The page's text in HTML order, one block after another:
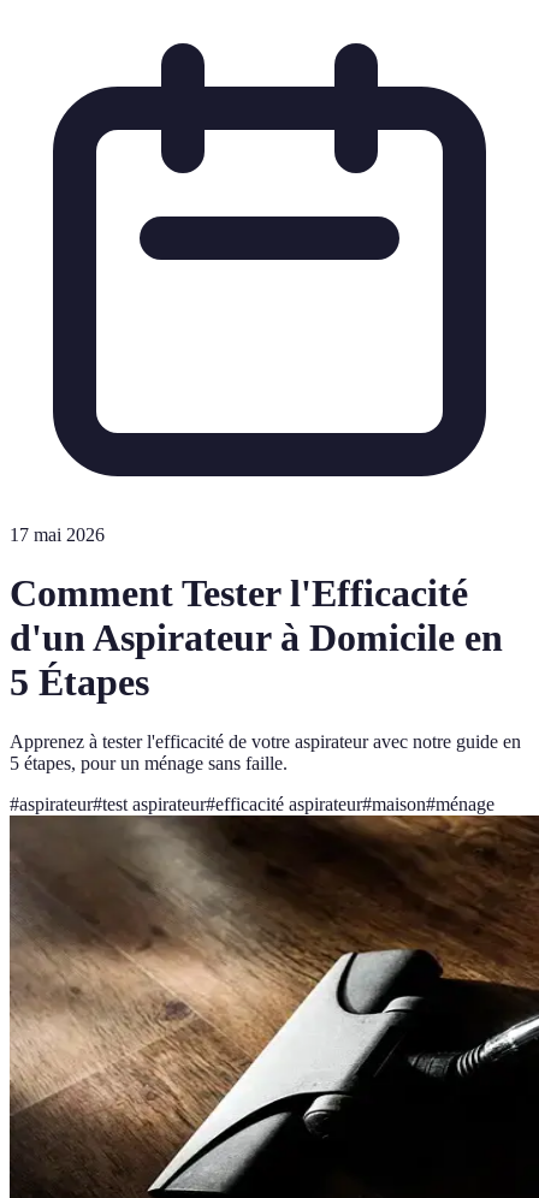
17 mai 2026
Comment Tester l'Efficacité
d'un Aspirateur à Domicile en
5 Étapes
Apprenez à tester l'efficacité de votre aspirateur avec notre guide en
5 étapes, pour un ménage sans faille.
#aspirateur#test aspirateur#efficacité aspirateur#maison#ménage